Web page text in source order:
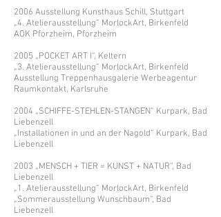
2006 Ausstellung Kunsthaus Schill, Stuttgart
„4. Atelierausstellung“ MorlockArt, Birkenfeld
AOK Pforzheim, Pforzheim
2005 „POCKET ART I“, Keltern
„3. Atelierausstellung“ MorlockArt, Birkenfeld
Ausstellung Treppenhausgalerie Werbeagentur
Raumkontakt, Karlsruhe
2004 „SCHIFFE-STEHLEN-STANGEN“ Kurpark, Bad
Liebenzell
„Installationen in und an der Nagold“ Kurpark, Bad
Liebenzell
2003 „MENSCH + TIER = KUNST + NATUR“, Bad
Liebenzell
„1. Atelierausstellung“ MorlockArt, Birkenfeld
„Sommerausstellung Wunschbaum“, Bad
Liebenzell